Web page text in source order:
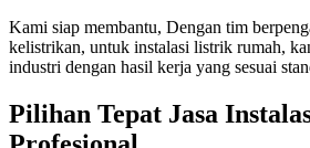
Kami siap membantu, Dengan tim
kelistrikan, untuk instalasi listrik rumah,
industri dengan hasil kerja yang sesuai
Pilihan Tepat Jasa